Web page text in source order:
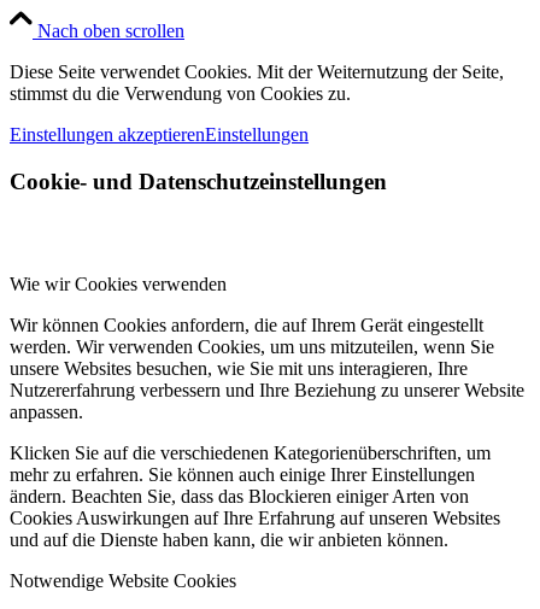
Nach oben scrollen
Diese Seite verwendet Cookies. Mit der Weiternutzung der Seite,
stimmst du die Verwendung von Cookies zu.
Einstellungen akzeptierenEinstellungen
Cookie- und Datenschutzeinstellungen
Wie wir Cookies verwenden
Wir können Cookies anfordern, die auf Ihrem Gerät eingestellt
werden. Wir verwenden Cookies, um uns mitzuteilen, wenn Sie
unsere Websites besuchen, wie Sie mit uns interagieren, Ihre
Nutzererfahrung verbessern und Ihre Beziehung zu unserer Website
anpassen.
Klicken Sie auf die verschiedenen Kategorienüberschriften, um
mehr zu erfahren. Sie können auch einige Ihrer Einstellungen
ändern. Beachten Sie, dass das Blockieren einiger Arten von
Cookies Auswirkungen auf Ihre Erfahrung auf unseren Websites
und auf die Dienste haben kann, die wir anbieten können.
Notwendige Website Cookies